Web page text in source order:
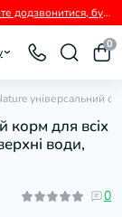
⚠️ Наразі можливі перебої зі зв’язком. Якщо не можете додзвонитися, будь ласка, пишіть нам у Viber.
0
універсальний
корм для всіх
води,
0